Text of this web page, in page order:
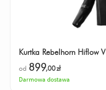
Kurtka Rebelhorn Hiflow V
od 899,00zł
Darmowa dostawa